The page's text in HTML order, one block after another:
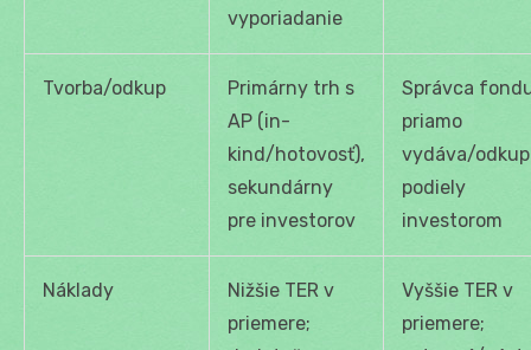
vyporiadanie
Tvorba/odkup
Primárny trh s
AP (in-
kind/hotovosť),
sekundárny
pre investorov
Správca
priamo
vydáva/
podiely
investorom
Náklady
Nižšie TER v
priemere;
Vyššie TER v
priemere;